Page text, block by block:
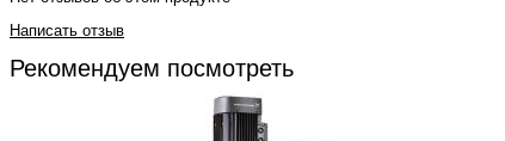
Написать отзыв
Рекомендуем посмотреть